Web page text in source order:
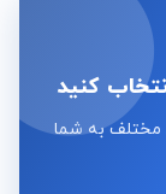
کنید
مختلف به شما